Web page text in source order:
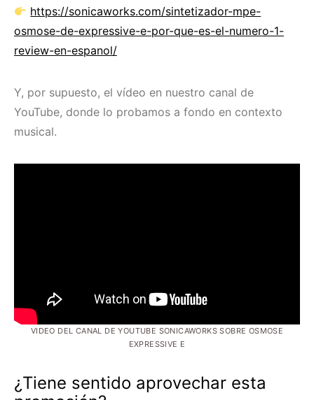
https://sonicaworks.com/sintetizador-mpe-
osmose-de-expressive-e-por-que-es-el-numero-1-
review-en-espanol/
Y, por supuesto, el vídeo en nuestro canal de
YouTube, donde lo probamos a fondo en contexto
musical.
VIDEO DEL CANAL DE YOUTUBE SONICAWORKS SOBRE OSMOSE
EXPRESSIVE E
¿Tiene sentido aprovechar esta